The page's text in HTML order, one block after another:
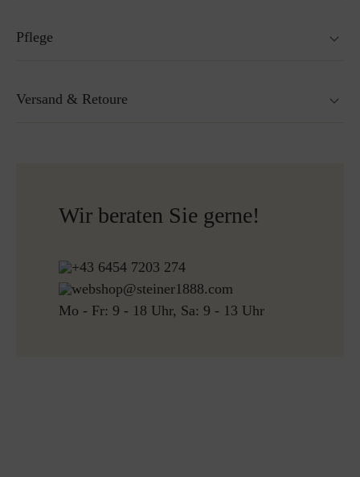
Pflege
Nicht Trockner geeignet
Versand & Retoure
Kostenlose Rücksendung
Wir beraten Sie gerne!
+43 6454 7203 274
webshop@steiner1888.com
Mo - Fr: 9 - 18 Uhr, Sa: 9 - 13 Uhr